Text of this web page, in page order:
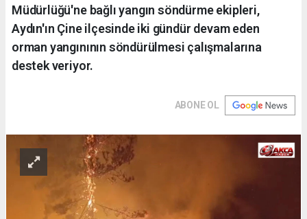
Müdürlüğü'ne bağlı yangın söndürme ekipleri,
Aydın'ın Çine ilçesinde iki gündür devam eden
orman yangınının söndürülmesi çalışmalarına
destek veriyor.
ABONE OL